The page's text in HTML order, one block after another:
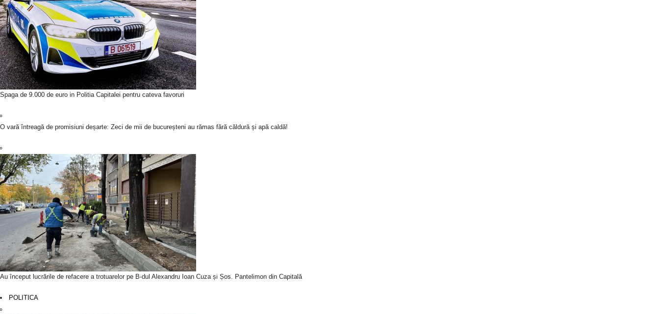
Spaga de 9.000 de euro in Politia Capitalei pentru cateva favoruri
O vară întreagă de promisiuni deșarte: Zeci de mii de bucureșteni au rămas fără căldură și apă caldă!
Au început lucrările de refacere a trotuarelor pe B-dul Alexandru Ioan Cuza și Șos. Pantelimon din Capitală
POLITICA